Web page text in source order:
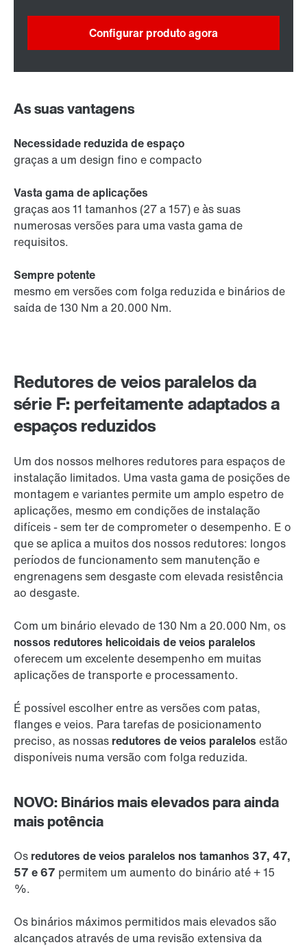
Redutores de veios paralelos da
série F: perfeitamente adaptados a
espaços reduzidos
Um dos nossos melhores redutores para espaços de
instalação limitados. Uma vasta gama de posições de
montagem e variantes permite um amplo espetro de
aplicações, mesmo em condições de instalação
difíceis - sem ter de comprometer o desempenho. E o
que se aplica a muitos dos nossos redutores: longos
períodos de funcionamento sem manutenção e
engrenagens sem desgaste com elevada resistência
ao desgaste.
Com um binário elevado de 130 Nm a 20.000 Nm, os
nossos redutores helicoidais de veios paralelos
oferecem um excelente desempenho em muitas
aplicações de transporte e processamento.
É possível escolher entre as versões com patas,
flanges e veios. Para tarefas de posicionamento
preciso, as nossas redutores de veios paralelos estão
disponíveis numa versão com folga reduzida.
NOVO: Binários mais elevados para ainda
mais potência
Os redutores de veios paralelos nos tamanhos 37, 47,
57 e 67 permitem um aumento do binário até + 15
%.
Os binários máximos permitidos mais elevados são
alcançados através de uma revisão extensiva da
Configurar produto agora
As suas vantagens
Necessidade reduzida de espaço
graças a um design fino e compacto
Vasta gama de aplicações
graças aos 11 tamanhos (27 a 157) e às suas
numerosas versões para uma vasta gama de
requisitos.
Sempre potente
mesmo em versões com folga reduzida e binários de
saída de 130 Nm a 20.000 Nm.